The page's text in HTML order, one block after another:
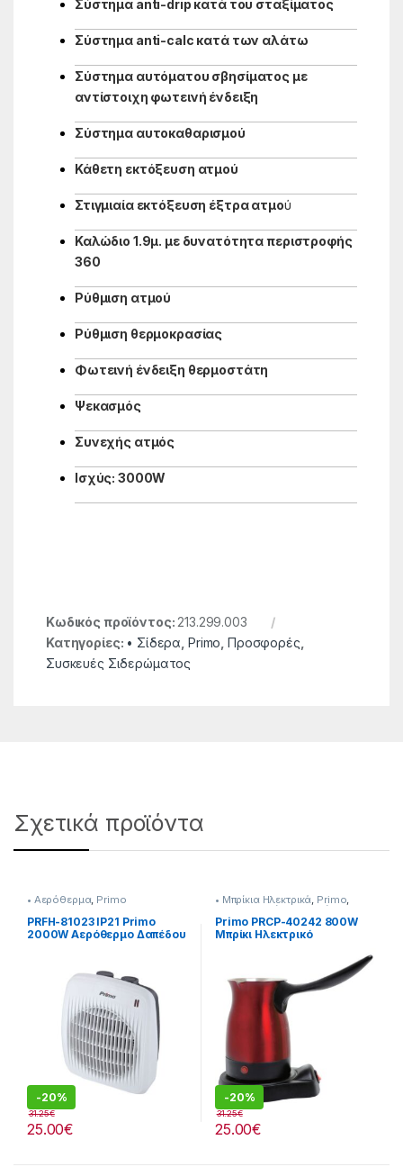
Σύστημα anti-drip κατά του σταξίματος
Σύστημα anti-calc κατά των αλάτω
Σύστημα αυτόματου σβησίματος με
αντίστοιχη φωτεινή ένδειξη
Σύστημα αυτοκαθαρισμού
Κάθετη εκτόξευση ατμού
Στιγμιαία εκτόξευση έξτρα ατμού
Καλώδιο 1.9μ. με δυνατότητα περιστροφής
360
Ρύθμιση ατμού
Ρύθμιση θερμοκρασίας
Φωτεινή ένδειξη θερμοστάτη
Ψεκασμός
Συνεχής ατμός
Ισχύς: 3000W
Κωδικός προϊόντος: 213.299.003
Κατηγορίες: • Σίδερα Primo Προσφορές
Συσκευές Σιδερώματος
Σχετικά προϊόντα
• Αερόθερμα, Primo
PRFH-81023 IP21 Primo
2000W Αερόθερμο Δαπέδου
-20%
25.00€
31.25€
• Μπρίκια Hλεκτρικά Primo
Προετοιμασία Πρωινού
Primo PRCP-40242 800W
Μπρίκι Hλεκτρικό
-20%
25.00€
31.25€